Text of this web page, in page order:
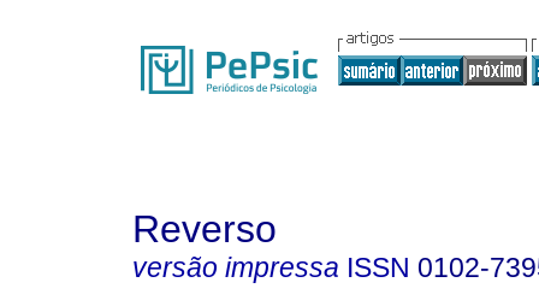
Reverso
versão impressa ISSN 0102-